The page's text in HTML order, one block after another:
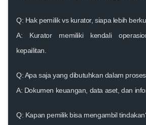
Q: Hak pemilik vs kurator, siapa lebih
A: Kurator memiliki kendali
kepailitan.
Q: Apa saja yang dibutuhkan dalam
A: Dokumen keuangan, data aset, dan
Q: Kapan pemilik bisa mengambil